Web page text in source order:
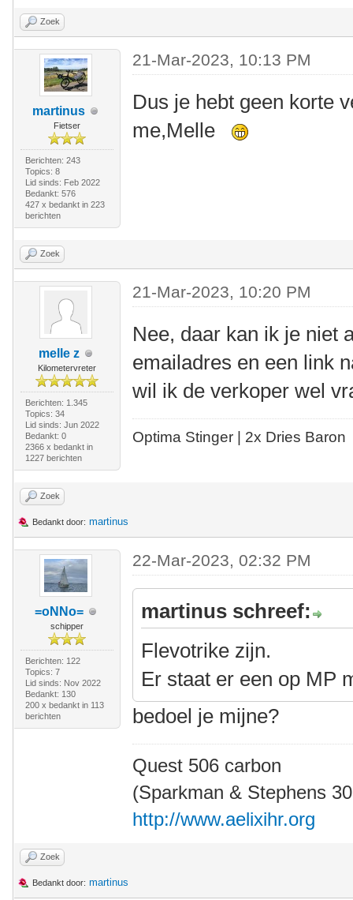
Zoek
martinus
Fietser
Berichten: 243
Topics: 8
Lid sinds: Feb 2022
Bedankt: 576
427 x bedankt in 223
berichten
21-Mar-2023, 10:13 PM
Dus je hebt geen korte
me,Melle
Zoek
melle z
Kilometervreter
Berichten: 1.345
Topics: 34
Lid sinds: Jun 2022
Bedankt: 0
2366 x bedankt in
1227 berichten
21-Mar-2023, 10:20 PM
Nee, daar kan ik je niet
emailadres en een link
wil ik de verkoper wel
Optima Stinger | 2x Dries Baron
Zoek
Bedankt door: martinus
=oNNo=
schipper
Berichten: 122
Topics: 7
Lid sinds: Nov 2022
Bedankt: 130
200 x bedankt in 113
berichten
22-Mar-2023, 02:32 PM
martinus schreef:
Flevotrike zijn.
Er staat er een op MP
bedoel je mijne?
Quest 506 carbon
(Sparkman & Stephens
http://www.aelixihr.org
Zoek
Bedankt door: martinus